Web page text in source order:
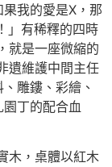
我的愛是X，那
」有稀釋的四時
就是一座微縮的
遺維護中間主任
雕鏤、彩繪、
丁的配合血
木，桌體以紅木